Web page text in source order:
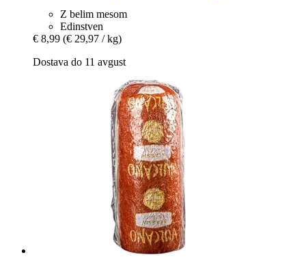
Z belim mesom
Edinstven
€ 8,99 (€ 29,97 / kg)
Dostava do 11 avgust